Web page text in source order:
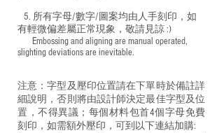
5. 所有字母/數字/圖案均由人手刻印，如
有輕微偏差屬正常現象，敬請見諒 :)
​ Embossing and aligning are manual operated,
slighting deviations are inevitable.
注意：字型及壓印位置請在下單時於備註詳
細說明，否則將由設計師決定最佳字型及位
置，不得異議；每個材料包首4個字母免費
刻印，如需額外壓印，可到以下連結加購: